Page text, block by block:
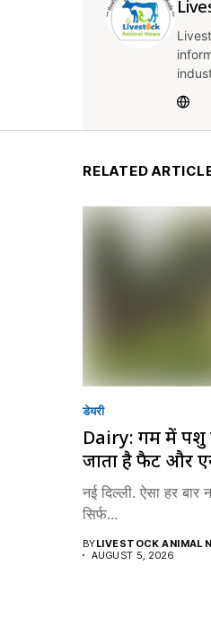
RELATED
डेयरी
Dairy: गर्मी में
जाता है फैट और
नई दिल्ली. ऐसा हर बार
सिर्फ...
BYLIVESTOCK ANIMAL
AUGUST 5, 2026